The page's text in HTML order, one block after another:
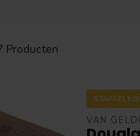
Producten
VAN